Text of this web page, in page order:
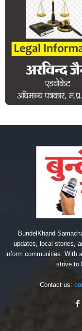
BundelKhand
updates, local stories,
inform communities. With
strive to
Contact us: